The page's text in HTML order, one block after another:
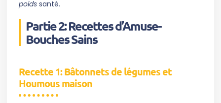
poids santé.
Partie 2: Recettes d’Amuse-
Bouches Sains
Recette 1: Bâtonnets de légumes et
Houmous maison